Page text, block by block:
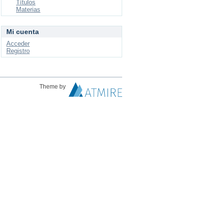
Títulos
Materias
Mi cuenta
Acceder
Registro
Theme by